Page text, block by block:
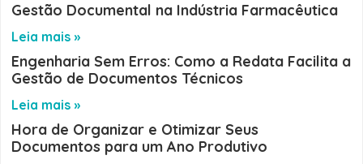
Gestão Documental na Indústria Farmacêutica
Leia mais »
Engenharia Sem Erros: Como a Redata Facilita a
Gestão de Documentos Técnicos
Leia mais »
Hora de Organizar e Otimizar Seus
Documentos para um Ano Produtivo